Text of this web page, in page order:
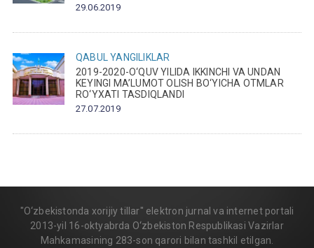
29.06.2019
QABUL
YANGILIKLAR
2019-2020-O‘QUV YILIDA IKKINCHI VA UNDAN
KEYINGI MA’LUMOT OLISH BO‘YICHA OTMLAR
RO‘YXATI TASDIQLANDI
27.07.2019
"O‘zbekistonda xorijiy tillar" elektron jurnal va internet portali
2013-yil 16-oktyabrda O‘zbekiston Respublikasi Vazirlar
Mahkamasining 283-son qarori bilan tashkil etilgan.